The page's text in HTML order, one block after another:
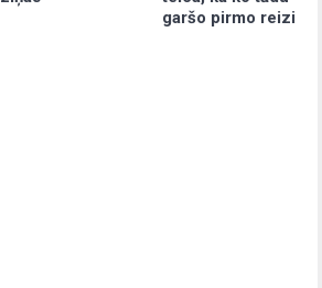
garšo pirmo reizi